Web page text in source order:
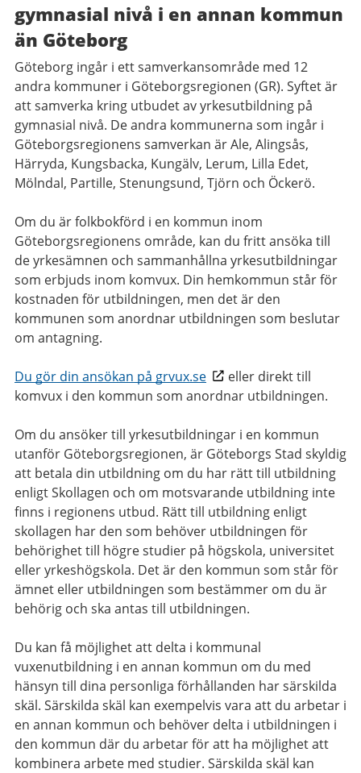
gymnasial nivå i en annan kommun
än Göteborg
Göteborg ingår i ett samverkansområde med 12
andra kommuner i Göteborgsregionen (GR). Syftet är
att samverka kring utbudet av yrkesutbildning på
gymnasial nivå. De andra kommunerna som ingår i
Göteborgsregionens samverkan är Ale, Alingsås,
Härryda, Kungsbacka, Kungälv, Lerum, Lilla Edet,
Mölndal, Partille, Stenungsund, Tjörn och Öckerö.
Om du är folkbokförd i en kommun inom
Göteborgsregionens område, kan du fritt ansöka till
de yrkesämnen och sammanhållna yrkesutbildningar
som erbjuds inom komvux. Din hemkommun står för
kostnaden för utbildningen, men det är den
kommunen som anordnar utbildningen som beslutar
om antagning.
Du gör din ansökan på grvux.se
eller direkt till
komvux i den kommun som anordnar utbildningen.
Om du ansöker till yrkesutbildningar i en kommun
utanför Göteborgsregionen, är Göteborgs Stad skyldig
att betala din utbildning om du har rätt till utbildning
enligt Skollagen och om motsvarande utbildning inte
finns i regionens utbud. Rätt till utbildning enligt
skollagen har den som behöver utbildningen för
behörighet till högre studier på högskola, universitet
eller yrkeshögskola. Det är den kommun som står för
ämnet eller utbildningen som bestämmer om du är
behörig och ska antas till utbildningen.
Du kan få möjlighet att delta i kommunal
vuxenutbildning i en annan kommun om du med
hänsyn till dina personliga förhållanden har särskilda
skäl. Särskilda skäl kan exempelvis vara att du arbetar i
en annan kommun och behöver delta i utbildningen i
den kommun där du arbetar för att ha möjlighet att
kombinera arbete med studier. Särskilda skäl kan